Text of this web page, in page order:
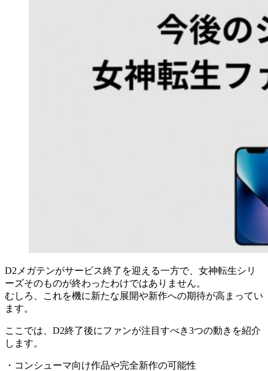
D2メガテンがサービス終了を迎える一方で、女神転生シリ
ーズそのものが終わったわけではありません。
むしろ、これを機に新たな展開や新作への期待が高まってい
ます。
ここでは、D2終了後にファンが注目すべき3つの動きを紹介
します。
・コンシューマ向け作品や完全新作の可能性